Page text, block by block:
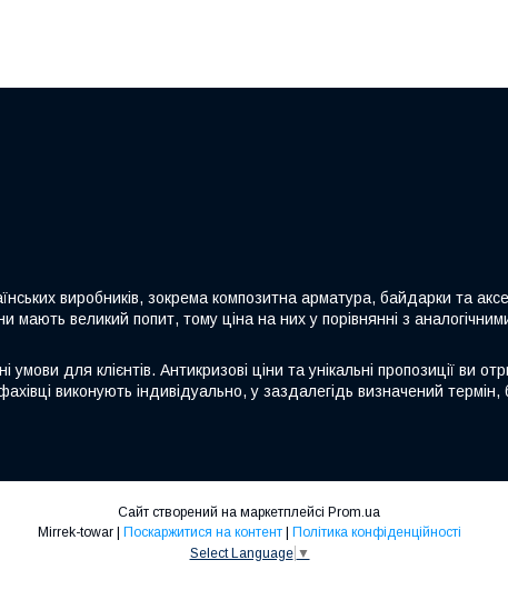
виробників, зокрема композитна арматура, байдарки та
мають великий попит, тому ціна на них у порівнянні з
для клієнтів. Антикризові ціни та унікальні пропозиції ви
виконують індивідуально, у заздалегідь визначений
Сайт створений на маркетплейсі Prom.ua
Поскаржитися на контент
Політика конфіденційності
Select Language ▼